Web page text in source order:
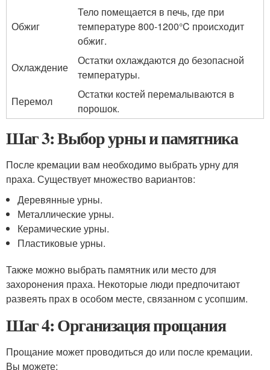
Обжиг
Тело помещается в печь, где при
температуре 800-1200°C происходит
обжиг.
Охлаждение
Остатки охлаждаются до безопасной
температуры.
Перемол
Остатки костей перемалываются в
порошок.
Шаг 3: Выбор урны и памятника
После кремации вам необходимо выбрать урну для
праха. Существует множество вариантов:
Деревянные урны.
Металлические урны.
Керамические урны.
Пластиковые урны.
Также можно выбрать памятник или место для
захоронения праха. Некоторые люди предпочитают
развеять прах в особом месте, связанном с усопшим.
Шаг 4: Организация прощания
Прощание может проводиться до или после кремации.
Вы можете: